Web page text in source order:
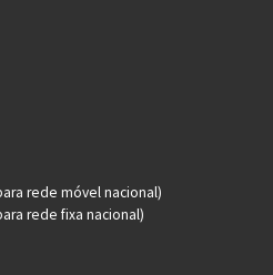
rede móvel nacional)
rede fixa nacional)